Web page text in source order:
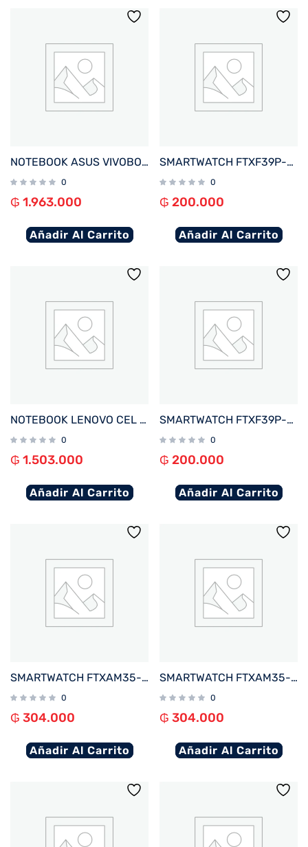
NOTEBOOK ASUS VIVOBOOK GO E510KA-EJ562W CEL 1.1%2F4%2F128EMMC%2FW11H%2F15.6%22FHD%2FNEGRO
0
₲ 1.963.000
Añadir Al Carrito
SMARTWATCH FTXF39P-RGPK 42MM ROSE GOLD%2FROSA ANDROID%2FIOS%2FBT%2FFREC. CARD%2FNOTIFICACIONES
0
₲ 200.000
Añadir Al Carrito
NOTEBOOK LENOVO CEL IDEAPAD 1 82LV0075US 1.1%2F4%2F128EMMC%2FW11S%2F14%22 HD%2FGRIS
0
₲ 1.503.000
Añadir Al Carrito
SMARTWATCH FTXF39P-RGOR 42MM ROSE GOLD%2FNARANJA ANDROID%2FIOS%2FBT%2FFREC. CARD%2FNOTIFICACIONES
0
₲ 200.000
Añadir Al Carrito
SMARTWATCH FTXAM35-RG 42MM ROSE GOLD%2FROSA ANDROID%2FIOS%2FBT%2FFREC. CARD%2FNOTIFICACIONES
0
₲ 304.000
Añadir Al Carrito
SMARTWATCH FTXAM35-GG 42MM GOLD%2FGRIS ANDROID%2FIOS%2FBT%2FFREC. CARD%2FNOTIFICACIONES
0
₲ 304.000
Añadir Al Carrito